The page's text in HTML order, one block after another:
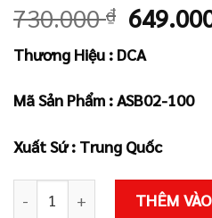
730.000₫ Giá
gốc
là:
730.000
Thương Hiệu : DCA
Mã Sản Phẩm : ASB02-100
Xuất Sứ : Trung Quốc
Máy chà nhám ASB02-100 số
THÊM